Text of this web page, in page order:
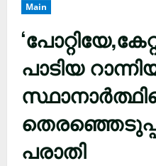
Main
പാടിയ
പരാതി